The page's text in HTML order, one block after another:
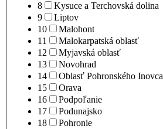
8
Kysuce a Terchovská dolina
9
Liptov
10
Malohont
11
Malokarpatská oblasť
12
Myjavská oblasť
13
Novohrad
14
Oblasť Pohronského Inovca
15
Orava
16
Podpoľanie
17
Podunajsko
18
Pohronie